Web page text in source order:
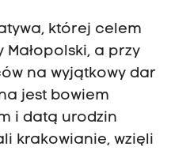
której celem
a przy
na wyjątkowy dar
jest bowiem
i datą urodzin
krakowianie, wzięli